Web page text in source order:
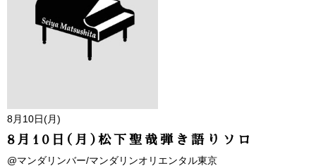
8月10日(月)
8月10日(月)松下聖哉弾き語りソロ
@マンダリンバー/マンダリンオリエンタル東京